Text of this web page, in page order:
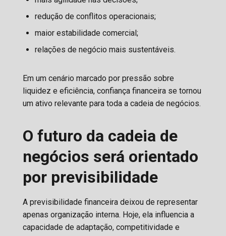
redução de conflitos operacionais;
maior estabilidade comercial;
relações de negócio mais sustentáveis.
Em um cenário marcado por pressão sobre
liquidez e eficiência, confiança financeira se tornou
um ativo relevante para toda a cadeia de negócios.
O futuro da cadeia de
negócios será orientado
por previsibilidade
A previsibilidade financeira deixou de representar
apenas organização interna. Hoje, ela influencia a
capacidade de adaptação, competitividade e